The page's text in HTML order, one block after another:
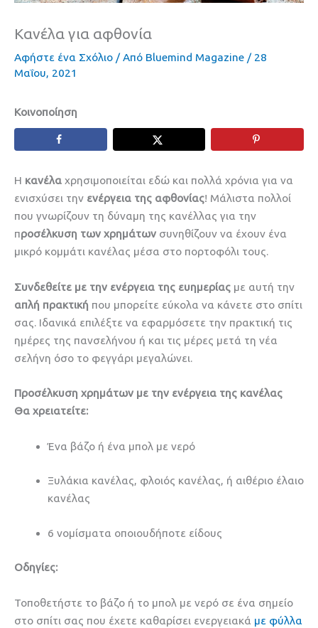
Κανέλα για αφθονία
Αφήστε ένα Σχόλιο / Από Bluemind Magazine / 28
Μαΐου, 2021
Κοινοποίηση
Η κανέλα χρησιμοποιείται εδώ και πολλά χρόνια για να
ενισχύσει την ενέργεια της αφθονίας! Μάλιστα πολλοί
που γνωρίζουν τη δύναμη της κανέλλας για την
προσέλκυση των χρημάτων συνηθίζουν να έχουν ένα
μικρό κομμάτι κανέλας μέσα στο πορτοφόλι τους.
Συνδεθείτε με την ενέργεια της ευημερίας με αυτή την
απλή πρακτική που μπορείτε εύκολα να κάνετε στο σπίτι
σας. Ιδανικά επιλέξτε να εφαρμόσετε την πρακτική τις
ημέρες της πανσελήνου ή και τις μέρες μετά τη νέα
σελήνη όσο το φεγγάρι μεγαλώνει.
Προσέλκυση χρημάτων με την ενέργεια της κανέλας
Θα χρειατείτε:
Ένα βάζο ή ένα μπολ με νερό
Ξυλάκια κανέλας, φλοιός κανέλας, ή αιθέριο έλαιο
κανέλας
6 νομίσματα οποιουδήποτε είδους
Οδηγίες:
Τοποθετήστε το βάζο ή το μπολ με νερό σε ένα σημείο
στο σπίτι σας που έχετε καθαρίσει ενεργειακά με φύλλα